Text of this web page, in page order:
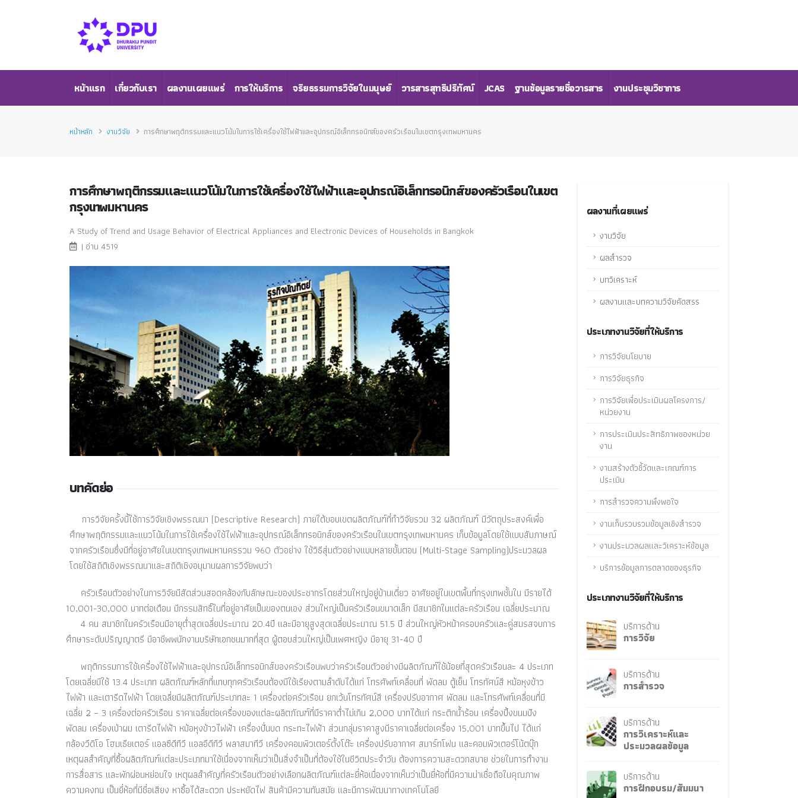
หน้าแรก เกี่ยวกับเรา ผลงานเผยแพร่ การให้บริการ จริยธรรมการวิจัยในมนุษย์ วารสารสุทธิปริทัศน์ JCAS ฐานข้อมูลรายชื่อวารสาร งานประชุมวิชาการ
หน้าหลัก งานวิจัย การศึกษาพฤติกรรมและแนวโน้มในการใช้เครื่องใช้ไฟฟ้าและอุปกรณ์อิเล็กทรอนิกส์ของครัวเรือนในเขตกรุงเทพมหานคร
การศึกษาพฤติกรรมและแนวโน้มในการใช้เครื่องใช้ไฟฟ้าและอุปกรณ์อิเล็กทรอนิกส์ของครัวเรือนในเขต
กรุงเทพมหานคร
A Study of Trend and Usage Behavior of Electrical Appliances and Electronic Devices of Households in Bangkok
| อ่าน 4519
บทคัดย่อ
การวิจัยครั้งนี้ใช้การวิจัยเชิงพรรณนา (Descriptive Research) ภายใต้ขอบเขตผลิตภัณฑ์ที่ทำวิจัยรวม 32 ผลิตภัณฑ์ มีวัตถุประสงค์เพื่อ
ศึกษาพฤติกรรมและแนวโน้มในการใช้เครื่องใช้ไฟฟ้าและอุปกรณ์อิเล็กทรอนิกส์ของครัวเรือนในเขตกรุงเทพมหานคร เก็บข้อมูลโดยใช้แบบสัมภาษณ์
จากครัวเรือนซึ่งมีที่อยู่อาศัยในเขตกรุงเทพมหานครรวม 960 ตัวอย่าง ใช้วิธีสุ่มตัวอย่างแบบหลายขั้นตอน (Multi-Stage Sampling)ประมวลผล
โดยใช้สถิติเชิงพรรณนาและสถิติเชิงอนุมานผลการวิจัยพบว่า
ครัวเรือนตัวอย่างในการวิจัยมีสัดส่วนสอดคล้องกับลักษณะของประชากรโดยส่วนใหญ่อยู่บ้านเดี่ยว อาศัยอยู่ในเขตพื้นที่กรุงเทพชั้นใน มีรายได้
10,001-30,000 บาทต่อเดือน มีกรรมสิทธิ์ในที่อยู่อาศัยเป็นของตนเอง ส่วนใหญ่เป็นครัวเรือนขนาดเล็ก มีสมาชิกในแต่ละครัวเรือน เฉลี่ยประมาณ
4 คน สมาชิกในครัวเรือนมีอายุต่ำสุดเฉลี่ยประมาณ 20.4ปี และมีอายุสูงสุดเฉลี่ยประมาณ 51.5 ปี ส่วนใหญ่หัวหน้าครอบครัวและคู่สมรสจบการ
ศึกษาระดับปริญญาตรี มีอาชีพพนักงานบริษัทเอกชนมากที่สุด ผู้ตอบส่วนใหญ่เป็นเพศหญิง มีอายุ 31-40 ปี
พฤติกรรมการใช้เครื่องใช้ไฟฟ้าและอุปกรณ์อิเล็กทรอนิกส์ของครัวเรือนพบว่าครัวเรือนตัวอย่างมีผลิตภัณฑ์ใช้น้อยที่สุดครัวเรือนละ 4 ประเภท
โดยเฉลี่ยมีใช้ 13.4 ประเภท ผลิตภัณฑ์หลักที่แทบทุกครัวเรือนต้องมีใช้เรียงตามลำดับได้แก่ โทรศัพท์เคลื่อนที่ พัดลม ตู้เย็น โทรทัศน์สี หม้อหุงข้าว
ไฟฟ้า และเตารีดไฟฟ้า โดยเฉลี่ยมีผลิตภัณฑ์ประเภทละ 1 เครื่องต่อครัวเรือน ยกเว้นโทรทัศน์สี เครื่องปรับอากาศ พัดลม และโทรศัพท์เคลื่อนที่มี
เฉลี่ย 2 – 3 เครื่องต่อครัวเรือน ราคาเฉลี่ยต่อเครื่องของแต่ละผลิตภัณฑ์ที่มีราคาต่ำไม่เกิน 2,000 บาทได้แก่ กระติกน้ำร้อน เครื่องปิ้งขนมปัง
พัดลม เครื่องเป่าผม เตารีดไฟฟ้า หม้อหุงข้าวไฟฟ้า เครื่องปั่นบด กระทะไฟฟ้า ส่วนกลุ่มราคาสูงมีราคาเฉลี่ยต่อเครื่อง 15,001 บาทขึ้นไป ได้แก่
กล้องวีดิโอ โฮมเธียเตอร์ แอลซีดีทีวี แอลอีดีทีวี พลาสมาทีวี เครื่องคอมพิวเตอร์ตั้งโต๊ะ เครื่องปรับอากาศ สมาร์ทโฟน และคอมพิวเตอร์โน้ตบุ๊ก
เหตุผลสำคัญที่ซื้อผลิตภัณฑ์แต่ละประเภทมาใช้เนื่องจากเห็นว่าเป็นสิ่งจำเป็นที่ต้องใช้ในชีวิตประจำวัน ต้องการความสะดวกสบาย ช่วยในการทำงาน
การสื่อสาร และพักผ่อนหย่อนใจ เหตุผลสำคัญที่ครัวเรือนตัวอย่างเลือกผลิตภัณฑ์แต่ละยี่ห้อเนื่องจากเห็นว่าเป็นยี่ห้อที่มีความน่าเชื่อถือในคุณภาพ
ความคงทน เป็นยี่ห้อที่มีชื่อเสียง หาซื้อได้สะดวก ประหยัดไฟ สินค้ามีความทันสมัย และมีการพัฒนาทางเทคโนโลยี
ผลงานที่เผยแพร่
งานวิจัย
ผลสำรวจ
บทวิเคราะห์
ผลงานและบทความวิจัยคัดสรร
ประเภทงานวิจัยที่ให้บริการ
การวิจัยนโยบาย
การวิจัยธุรกิจ
การวิจัยเพื่อประเมินผลโครงการ/
หน่วยงาน
การประเมินประสิทธิภาพของหน่วย
งาน
งานสร้างตัวชี้วัดและเกณฑ์การ
ประเมิน
การสำรวจความพึงพอใจ
งานเก็บรวบรวมข้อมูลเชิงสำรวจ
งานประมวลผลและวิเคราะห์ข้อมูล
บริการข้อมูลการตลาดของธุรกิจ
ประเภทงานวิจัยที่ให้บริการ
บริการด้าน
การวิจัย
บริการด้าน
การสำรวจ
บริการด้าน
การวิเคราะห์และ
ประมวลผลข้อมูล
บริการด้าน
การฝึกอบรม/สัมมนา